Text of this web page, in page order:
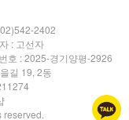
2402
: 고선자
호 : 2025-경기양평-2926
길 19, 2동
reserved.